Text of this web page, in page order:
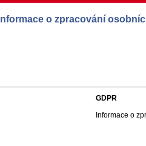
Informace o zpracování
GDPR
Informace o